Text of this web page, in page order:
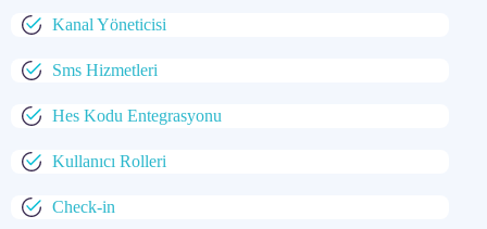
Kanal Yöneticisi
Sms Hizmetleri
Hes Kodu Entegrasyonu
Kullanıcı Rolleri
Check-in